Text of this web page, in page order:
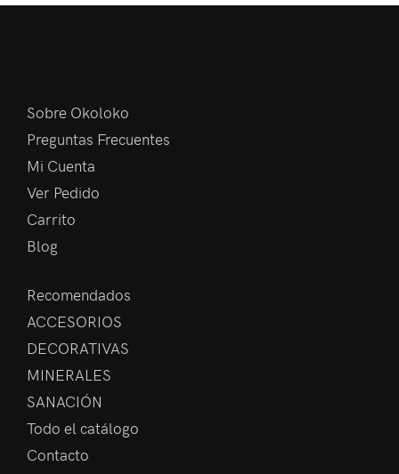
Sobre Okoloko
Preguntas Frecuentes
Mi Cuenta
Ver Pedido
Carrito
Blog
Recomendados
ACCESORIOS
DECORATIVAS
MINERALES
SANACIÓN
Todo el catálogo
Contacto